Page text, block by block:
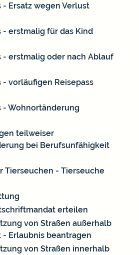
- Ersatz wegen Verlust
- erstmalig für das Kind
- erstmalig oder nach Ablauf
- vorläufigen Reisepass
- Wohnortänderung
teilweiser
bei Berufsunfähigkeit
Tierseuchen - Tierseuche
erteilen
von Straßen außerhalb
- Erlaubnis beantragen
von Straßen innerhalb